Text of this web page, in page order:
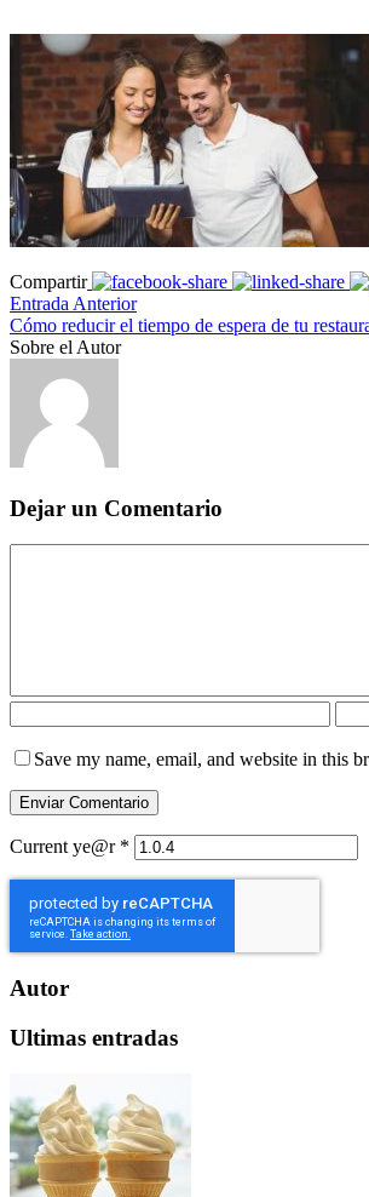
Compartir
Entrada Anterior
Cómo reducir el tiempo de espera de tu
Sobre el Autor
Dejar un Comentario
Save my name, email, and website in this
Current ye@r *
Autor
Ultimas entradas